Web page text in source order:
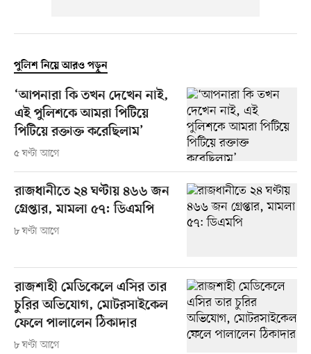
পুলিশ নিয়ে আরও পড়ুন
‘আপনারা কি তখন দেখেন নাই,
এই পুলিশকে আমরা পিটিয়ে
পিটিয়ে রক্তাক্ত করেছিলাম’
৫ ঘণ্টা আগে
রাজধানীতে ২৪ ঘণ্টায় ৪৬৬ জন
গ্রেপ্তার, মামলা ৫৭: ডিএমপি
৮ ঘণ্টা আগে
রাজশাহী মেডিকেলে এসির তার
চুরির অভিযোগ, মোটরসাইকেল
ফেলে পালালেন ঠিকাদার
৮ ঘণ্টা আগে